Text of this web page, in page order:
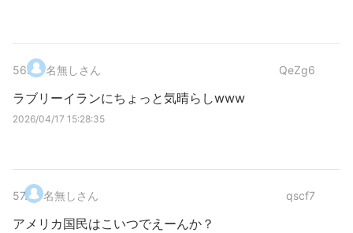
56. 名無しさん QeZg6
ラブリーイランにちょっと気晴らしwww
2026/04/17 15:28:35
57. 名無しさん qscf7
アメリカ国民はこいつでえーんか？